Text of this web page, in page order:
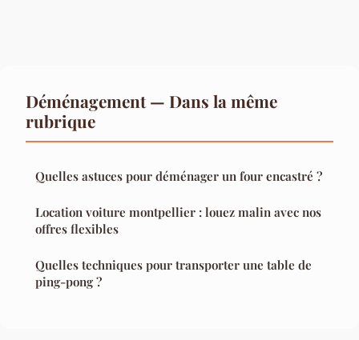
Déménagement — Dans la même
rubrique
Quelles astuces pour déménager un four encastré ?
Location voiture montpellier : louez malin avec nos
offres flexibles
Quelles techniques pour transporter une table de
ping-pong ?